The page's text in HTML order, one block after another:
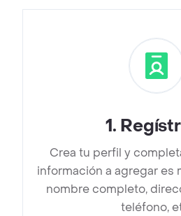
1.
Crea tu perfil y
información a agregar es
nombre completo,
teléfono,